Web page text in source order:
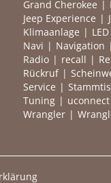
Grand Cherokee
Jeep Experience
Klimaanlage
LED
Navi
Navigation
Radio
recall
Rückruf
Service
Tuning
uconnect
Wrangler